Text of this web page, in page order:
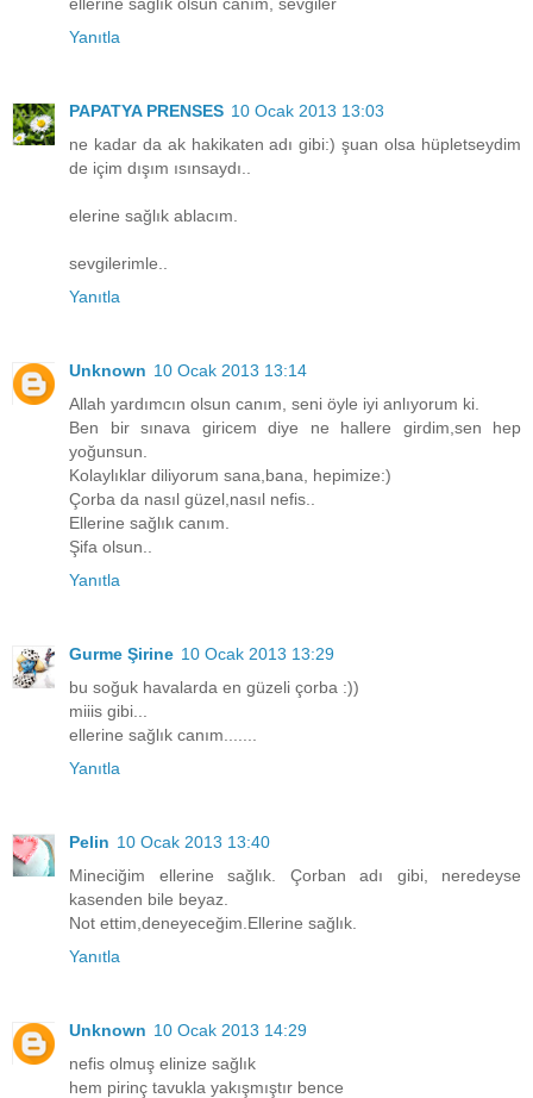
Yanıtla
PAPATYA PRENSES 10 Ocak 2013 13:03
ne kadar da ak hakikaten adı gibi:) şuan olsa hüpletseydim
de içim dışım ısınsaydı..
elerine sağlık ablacım.
sevgilerimle..
Yanıtla
Unknown 10 Ocak 2013 13:14
Allah yardımcın olsun canım, seni öyle iyi anlıyorum ki.
Ben bir sınava giricem diye ne hallere girdim,sen hep
yoğunsun.
Kolaylıklar diliyorum sana,bana, hepimize:)
Çorba da nasıl güzel,nasıl nefis..
Ellerine sağlık canım.
Şifa olsun..
Yanıtla
Gurme Şirine 10 Ocak 2013 13:29
bu soğuk havalarda en güzeli çorba :))
miiis gibi...
ellerine sağlık canım.......
Yanıtla
Pelin 10 Ocak 2013 13:40
Mineciğim ellerine sağlık. Çorban adı gibi, neredeyse
kasenden bile beyaz.
Not ettim,deneyeceğim.Ellerine sağlık.
Yanıtla
Unknown 10 Ocak 2013 14:29
nefis olmuş elinize sağlık
hem pirinç tavukla yakışmıştır bence